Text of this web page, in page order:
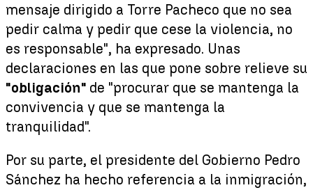
mensaje dirigido a Torre Pacheco que no sea
pedir calma y pedir que cese la violencia, no
es responsable", ha expresado. Unas
declaraciones en las que pone sobre relieve su
"obligación" de "procurar que se mantenga la
convivencia y que se mantenga la
tranquilidad".
Por su parte, el presidente del Gobierno Pedro
Sánchez ha hecho referencia a la inmigración,